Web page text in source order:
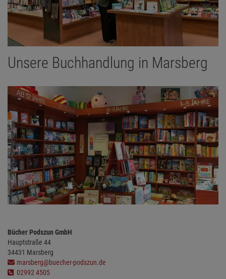
Unsere Buchhandlung in Marsberg
Bücher Podszun GmbH
Hauptstraße 44
34431 Marsberg
marsberg@buecher-podszun.de
02992 4505